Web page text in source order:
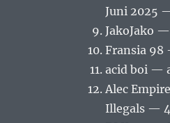
Juni 2025
JakoJako
Fransia 98
acid boi —
Alec
Illegals —